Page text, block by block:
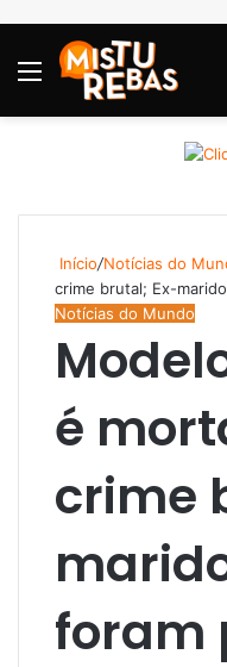
Menu
Início/Notícias do
crime brutal; Ex-
Notícias do Mundo
é
crime
foram